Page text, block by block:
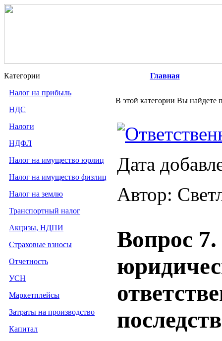
Категории
Налог на прибыль
НДС
Налоги
НДФЛ
Налог на имущество юрлиц
Налог на имущество физлиц
Налог на землю
Транспортный налог
Акцизы, НДПИ
Страховые взносы
Отчетность
УСН
Маркетплейсы
Затраты на производство
Капитал
Главная
В этой категории Вы найдете
Дата
Автор:
Вопрос 7.